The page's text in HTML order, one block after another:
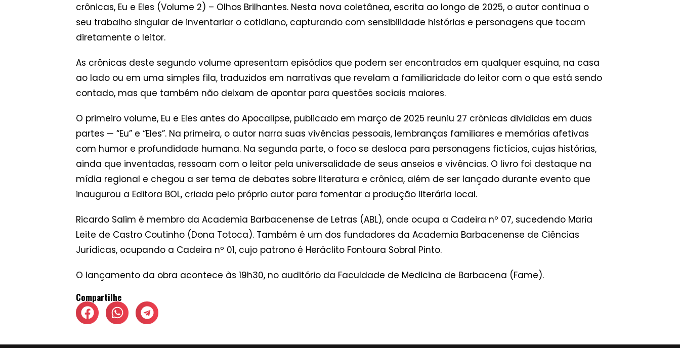
crônicas, Eu e Eles (Volume 2) – Olhos Brilhantes. Nesta nova coletânea, escrita ao longo de 2025, o autor continua o
seu trabalho singular de inventariar o cotidiano, capturando com sensibilidade histórias e personagens que tocam
diretamente o leitor.
As crônicas deste segundo volume apresentam episódios que podem ser encontrados em qualquer esquina, na casa
ao lado ou em uma simples fila, traduzidos em narrativas que revelam a familiaridade do leitor com o que está sendo
contado, mas que também não deixam de apontar para questões sociais maiores.
O primeiro volume, Eu e Eles antes do Apocalipse, publicado em março de 2025 reuniu 27 crônicas divididas em duas
partes — “Eu” e “Eles”. Na primeira, o autor narra suas vivências pessoais, lembranças familiares e memórias afetivas
com humor e profundidade humana. Na segunda parte, o foco se desloca para personagens fictícios, cujas histórias,
ainda que inventadas, ressoam com o leitor pela universalidade de seus anseios e vivências. O livro foi destaque na
mídia regional e chegou a ser tema de debates sobre literatura e crônica, além de ser lançado durante evento que
inaugurou a Editora BOL, criada pelo próprio autor para fomentar a produção literária local.
Ricardo Salim é membro da Academia Barbacenense de Letras (ABL), onde ocupa a Cadeira nº 07, sucedendo Maria
Leite de Castro Coutinho (Dona Totoca). Também é um dos fundadores da Academia Barbacenense de Ciências
Jurídicas, ocupando a Cadeira nº 01, cujo patrono é Heráclito Fontoura Sobral Pinto.
O lançamento da obra acontece às 19h30, no auditório da Faculdade de Medicina de Barbacena (Fame).
Compartilhe